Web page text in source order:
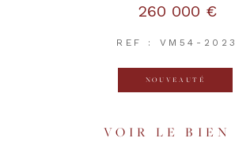
260 000 €
REF : VM54-2023
NOUVEAUTÉ
VOIR LE BIEN